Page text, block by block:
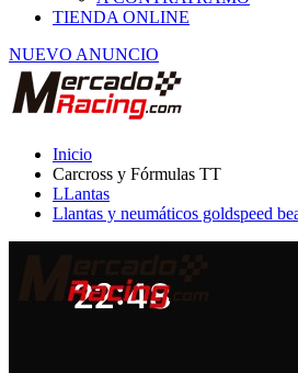
NUEVO ANUNCIO
Carcross y Fórmulas TT
LLantas
Llantas y neumáticos goldspeed